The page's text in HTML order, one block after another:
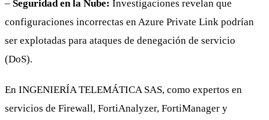
– Seguridad en la Nube: Investigaciones revelan que
configuraciones incorrectas en Azure Private Link podrían
ser explotadas para ataques de denegación de servicio
(DoS).
En INGENIERÍA TELEMÁTICA SAS, como expertos en
servicios de Firewall, FortiAnalyzer, FortiManager y